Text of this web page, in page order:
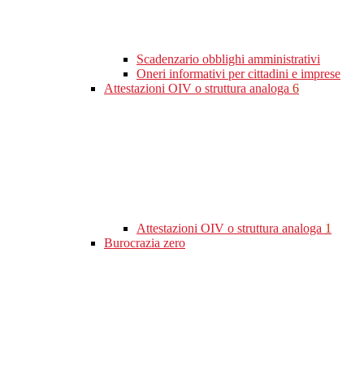
Scadenzario obblighi amministrativi
Oneri informativi per cittadini e imprese
Attestazioni OIV o struttura analoga 6
Attestazioni OIV o struttura analoga 1
Burocrazia zero